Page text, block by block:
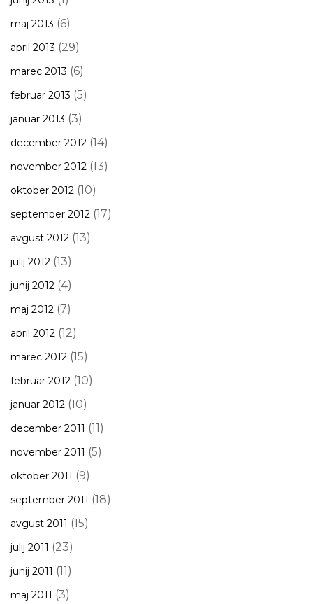
maj 2013 (6)
april 2013 (29)
marec 2013 (6)
februar 2013 (5)
januar 2013 (3)
december 2012 (14)
november 2012 (13)
oktober 2012 (10)
september 2012 (17)
avgust 2012 (13)
julij 2012 (13)
junij 2012 (4)
maj 2012 (7)
april 2012 (12)
marec 2012 (15)
februar 2012 (10)
januar 2012 (10)
december 2011 (11)
november 2011 (5)
oktober 2011 (9)
september 2011 (18)
avgust 2011 (15)
julij 2011 (23)
junij 2011 (11)
maj 2011 (3)